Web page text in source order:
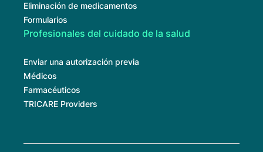
Eliminación de medicamentos
Formularios
Profesionales del cuidado de la salud
Enviar una autorización previa
Médicos
Farmacéuticos
TRICARE Providers